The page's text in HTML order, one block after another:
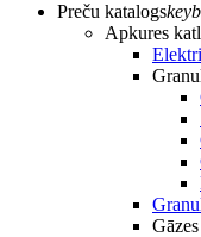
Preču katalogs
Apkures